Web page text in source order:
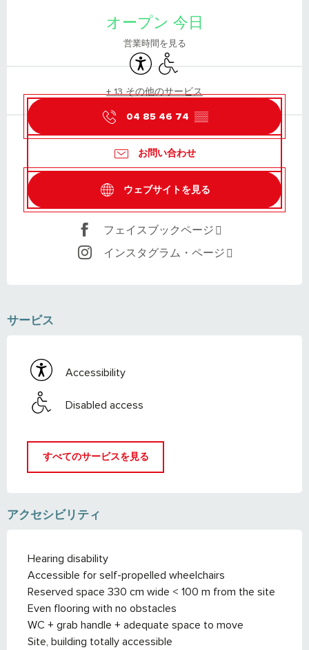
オープン 今日
営業時間を見る
AccessibilityDisabled access
+ 13 その他のサービス
04 85 46 74 ▒▒
お問い合わせ
ウェブサイトを見る
フェイスブックページ
インスタグラム・ページ
サービス
Accessibility
Disabled access
すべてのサービスを見る
アクセシビリティ
Hearing disability
Accessible for self-propelled wheelchairs
Reserved space 330 cm wide < 100 m from the site
Even flooring with no obstacles
WC + grab handle + adequate space to move
Site, building totally accessible